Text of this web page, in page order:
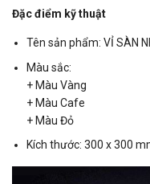
Đặc điểm kỹ thuật
Tên sản phẩm: VỈ SÀN
Màu sắc:
+ Màu Vàng
+ Màu Cafe
+ Màu Đỏ
Kích thước: 300 x 300